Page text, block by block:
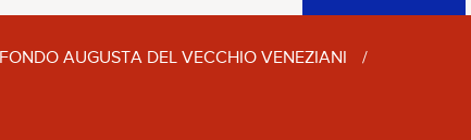
FONDO AUGUSTA DEL VECCHIO VENEZIANI /